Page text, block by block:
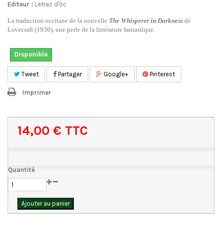
Editeur : Letras d'òc
La traduction occitane de la nouvelle The Whisperer in Darkness de
Lovecraft (1930), une perle de la littérature fantastique.
Disponible
Tweet Partager Google+ Pinterest
Imprimer
14,00 € TTC
Quantité
Ajouter au panier